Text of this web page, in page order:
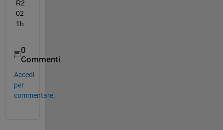
R2
02
1b.
0
Commenti
Accedi
per
commentare.